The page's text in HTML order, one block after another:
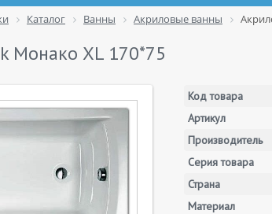
Каталог Ванны Акриловые ванны
Монако XL 170*75
Код товара
Артикул
Производитель
Серия товара
Страна
Материал